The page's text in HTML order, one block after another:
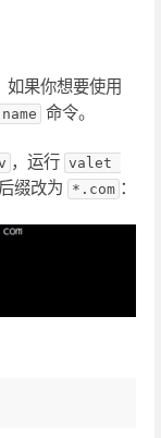
如果你想要使用
命令。
，运行 valet
缀改为 *.com ：